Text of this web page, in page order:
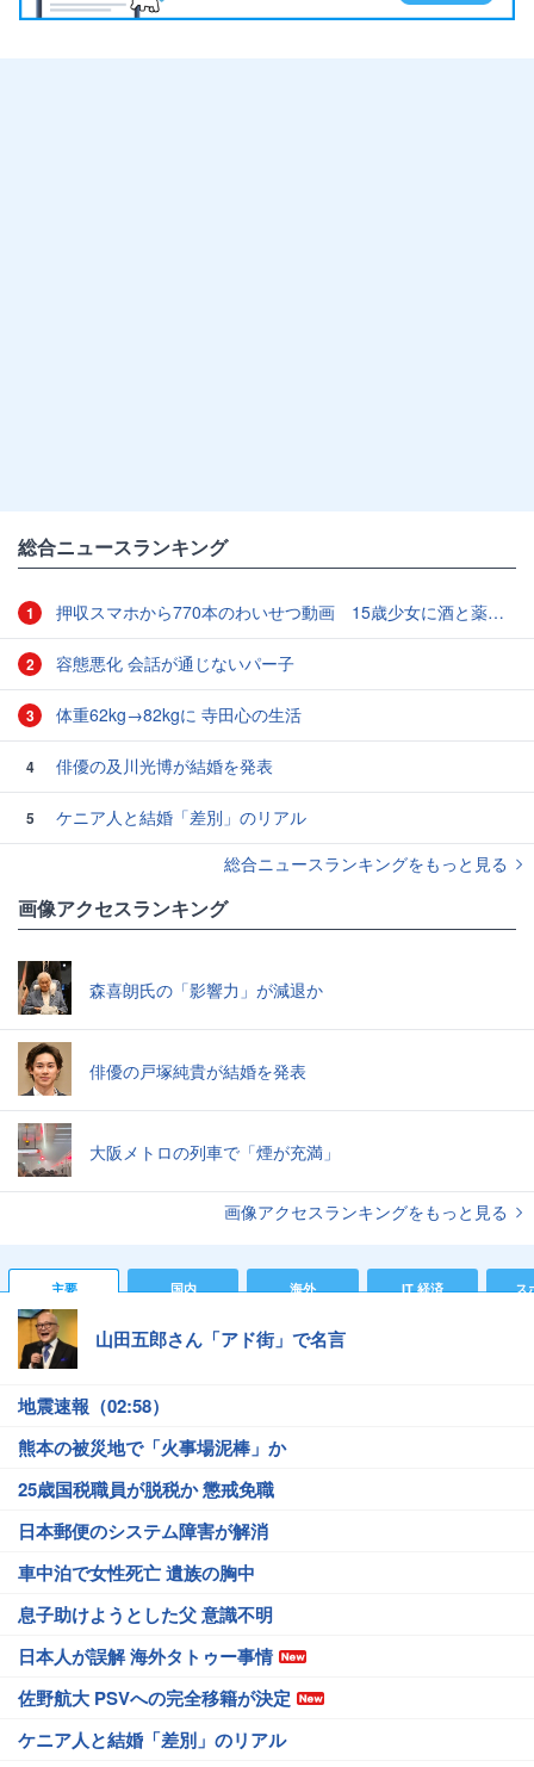
総合ニュースランキング
1 押収スマホから770本のわいせつ動画 15歳少女に酒と薬飲ませ性的暴行か 54歳男を再逮捕 「薬もありますよ」とSNSで誘い出し
2 容態悪化 会話が通じないパー子
3 体重62kg→82kgに 寺田心の生活
4 俳優の及川光博が結婚を発表
5
ケニア人と結婚「差別」のリアル
総合ニュースランキングをもっと見る
画像アクセスランキング
森喜朗氏の「影響力」が減退か
俳優の戸塚純貴が結婚を発表
大阪メトロの列車で「煙が充満」
画像アクセスランキングをもっと見る
主要 国内 海外 IT 経済 ス
山田五郎さん「アド街」で名言
地震速報（02:58）
熊本の被災地で「火事場泥棒」か
25歳国税職員が脱税か 懲戒免職
日本郵便のシステム障害が解消
車中泊で女性死亡 遺族の胸中
息子助けようとした父 意識不明
日本人が誤解 海外タトゥー事情
佐野航大 PSVへの完全移籍が決定
ケニア人と結婚「差別」のリアル